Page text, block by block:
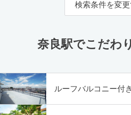
検索条件を変更
奈良駅でこだわ
ルーフバルコニー付き